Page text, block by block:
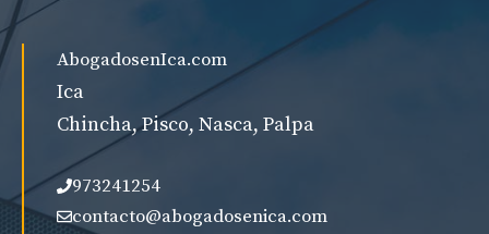
AbogadosenIca.com
Ica
Chincha, Pisco, Nasca, Palpa
973241254
contacto@abogadosenica.com